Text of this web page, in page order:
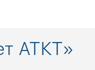
АТКТ»